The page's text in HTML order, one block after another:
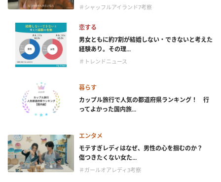
＃シャッフルアイランド7考察
恋する
男女ともに約7割が結婚しない・できないと考えた
経験あり。その理...
＃トレンドニュース
暮らす
カップル旅行で人気の都道府県ランキング！ 行
ってよかった国内旅...
エンタメ
モテすぎレディはなぜ、男性の心を掴むのか？
傷つきたくない女た...
＃ガールオアレディ3考察